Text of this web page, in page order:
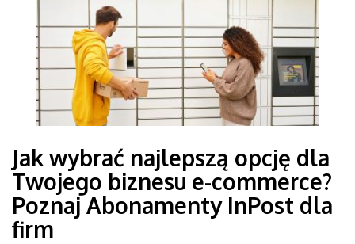
Jak wybrać najlepszą opcję dla
Twojego biznesu e-commerce?
Poznaj Abonamenty InPost dla
firm